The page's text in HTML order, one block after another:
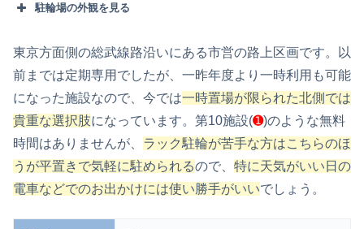
駐輪場の外観を見る
東京方面側の総武線路沿いにある市営の路上区画です。以
前までは定期専用でしたが、一昨年度より一時利用も可能
になった施設なので、今では一時置場が限られた北側では
貴重な選択肢になっています。第10施設(➊)のような無料
時間はありませんが、 ラック駐輪が苦手な方はこちらのほ
うが平置きで気軽に駐められるので、 特に天気がいい日の
電車などでのお出かけには使い勝手がいいでしょう。